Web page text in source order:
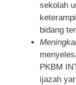
sekolah
bidang
PKBM
ijazah